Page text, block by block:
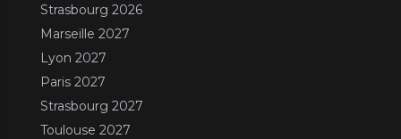
Strasbourg 2026
Marseille 2027
Lyon 2027
Paris 2027
Strasbourg 2027
Toulouse 2027